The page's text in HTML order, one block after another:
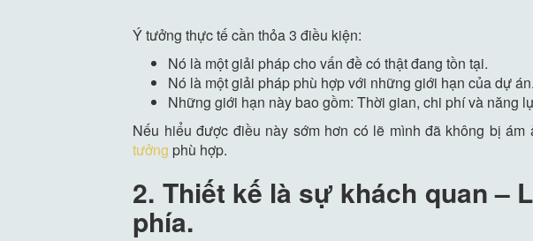
Ý tưởng thực tế cần thỏa 3 điều kiện:
Nó là một giải pháp cho vấn đề có thật đang tồn tại.
Nó là một giải pháp phù hợp với những giới hạn của dự án.
Những giới hạn này bao gồm: Thời gian, chi phí và năng
Nếu hiểu được điều này sớm hơn có lẽ mình đã không bị
tưởng phù hợp.
2. Thiết kế là sự khách quan –
phía.